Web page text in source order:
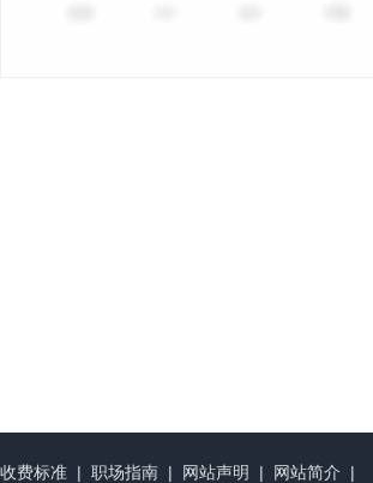
收费标准 | 职场指南 | 网站声明 | 网站简介 |